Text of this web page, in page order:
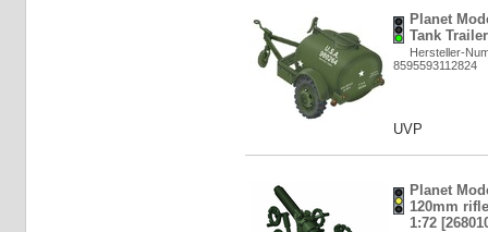
Planet
Tank
Hersteller-
8595593112824
UVP
Planet
120mm
1:72